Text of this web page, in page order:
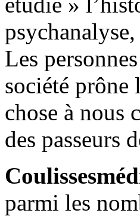
Les
société prône
chose à
des passeurs
parmi les